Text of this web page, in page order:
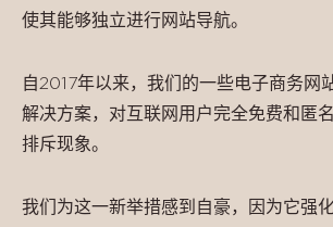
使其能够独立进行网站导航。
自2017年以来，我们的一些电子商务网
解决方案，对互联网用户完全免费和匿
排斥现象。
我们为这一新举措感到自豪，因为它强